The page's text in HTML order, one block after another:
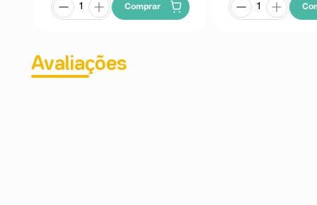
Comprar
Avaliações